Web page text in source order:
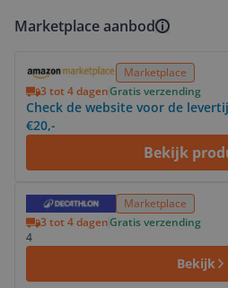
Marketplace aanbod
Marketplace
3 tot 4 dagenGratis verzending
Check de website voor de
€20,-
Bekijk
Marketplace
3 tot 4 dagenGratis verzending
4
Bekijk
Bekijk product